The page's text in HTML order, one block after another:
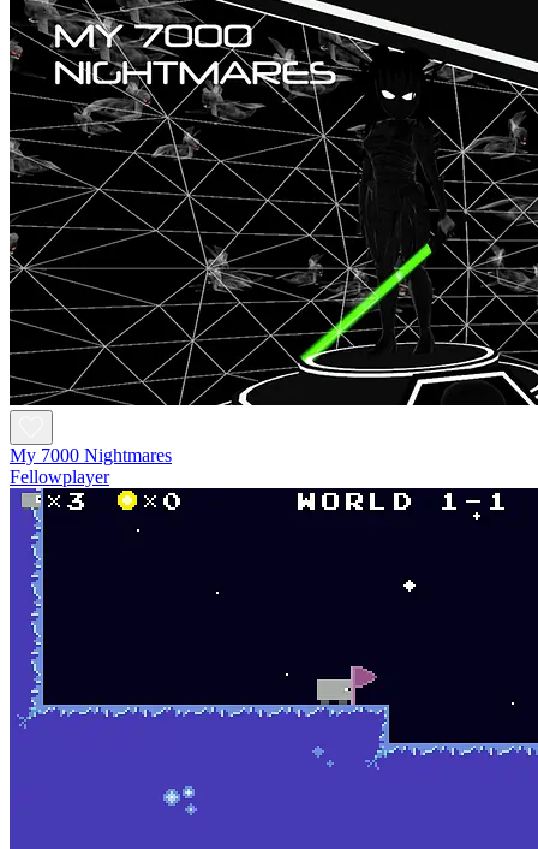
My 7000 Nightmares
Fellowplayer